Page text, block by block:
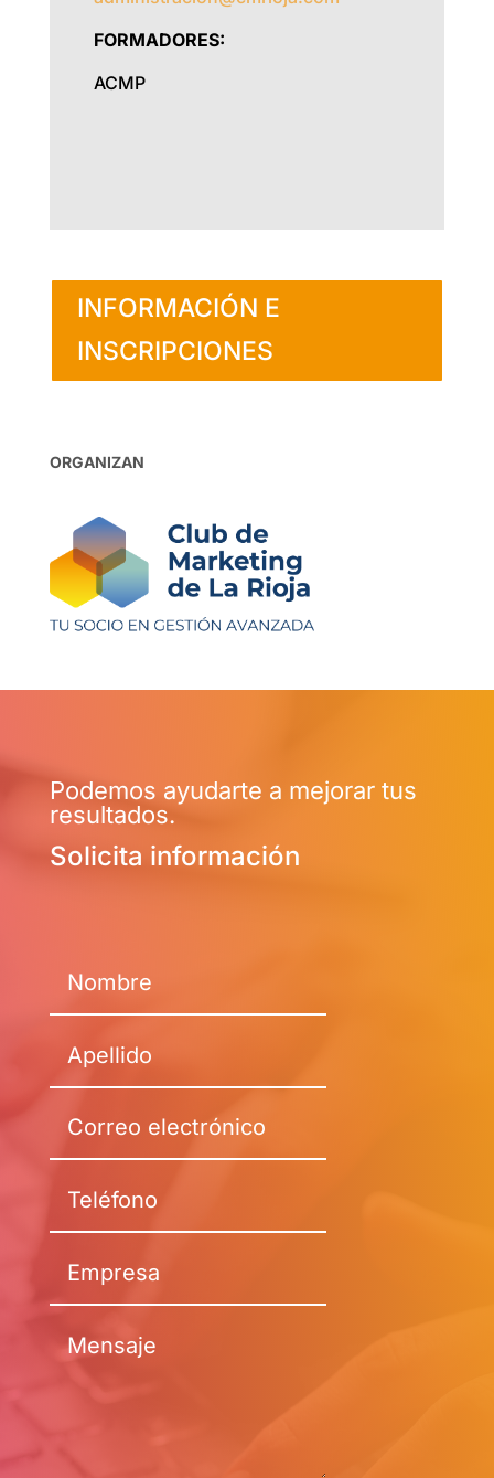
FORMADORES:
ACMP
INFORMACIÓN E
INSCRIPCIONES
ORGANIZAN
Podemos ayudarte a mejorar tus
resultados.
Solicita información